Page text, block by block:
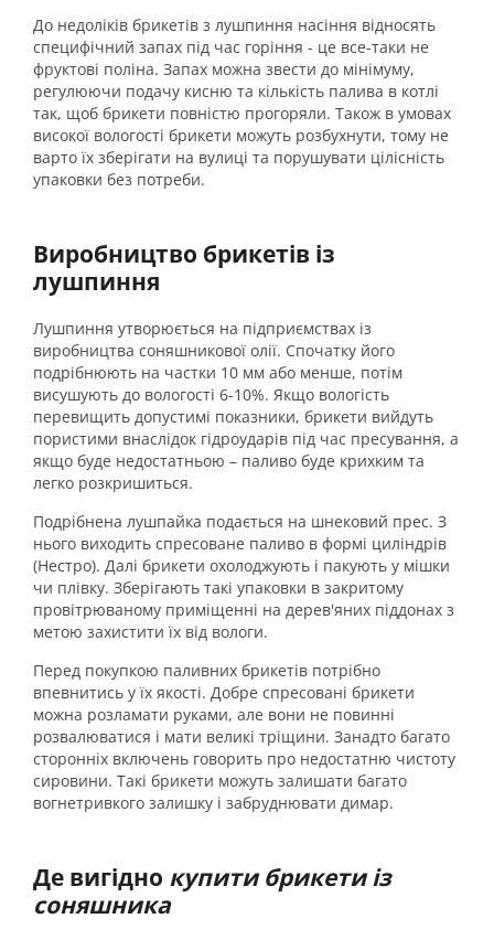
До недоліків брикетів з лушпиння насіння відносять
специфічний запах під час горіння - це все-таки не
фруктові поліна. Запах можна звести до мінімуму,
регулюючи подачу кисню та кількість палива в котлі
так, щоб брикети повністю прогоряли. Також в умовах
високої вологості брикети можуть розбухнути, тому не
варто їх зберігати на вулиці та порушувати цілісність
упаковки без потреби.
Виробництво брикетів із
лушпиння
Лушпиння утворюється на підприємствах із
виробництва соняшникової олії. Спочатку його
подрібнюють на частки 10 мм або менше, потім
висушують до вологості 6-10%. Якщо вологість
перевищить допустимі показники, брикети вийдуть
пористими внаслідок гідроударів під час пресування, а
якщо буде недостатньою – паливо буде крихким та
легко розкришиться.
Подрібнена лушпайка подається на шнековий прес. З
нього виходить спресоване паливо в формі циліндрів
(Нестро). Далі брикети охолоджують і пакують у мішки
чи плівку. Зберігають такі упаковки в закритому
провітрюваному приміщенні на дерев'яних піддонах з
метою захистити їх від вологи.
Перед покупкою паливних брикетів потрібно
впевнитись у їх якості. Добре спресовані брикети
можна розламати руками, але вони не повинні
розвалюватися і мати великі тріщини. Занадто багато
сторонніх включень говорить про недостатню чистоту
сировини. Такі брикети можуть залишати багато
вогнетривкого залишку і забруднювати димар.
Де вигідно купити брикети із
соняшника